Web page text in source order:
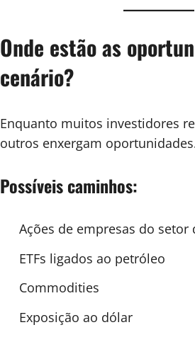
Onde estão as
cenário?
Enquanto muitos investidores
outros enxergam
Possíveis caminhos:
Ações de empresas do setor
ETFs ligados ao petróleo
Commodities
Exposição ao dólar